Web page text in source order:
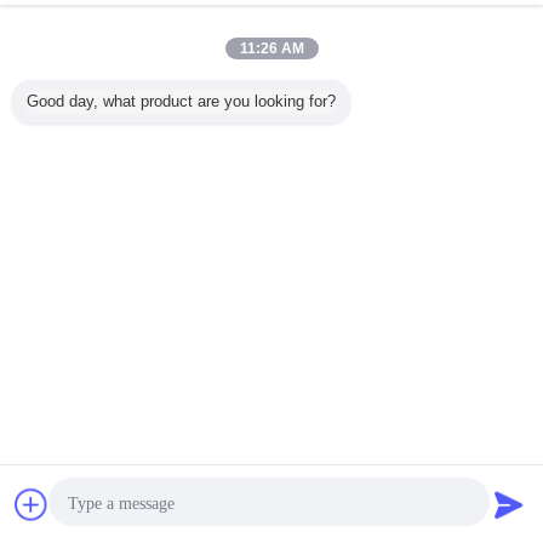
Obrolan
11:26 AM
Good day, what product are you looking for?